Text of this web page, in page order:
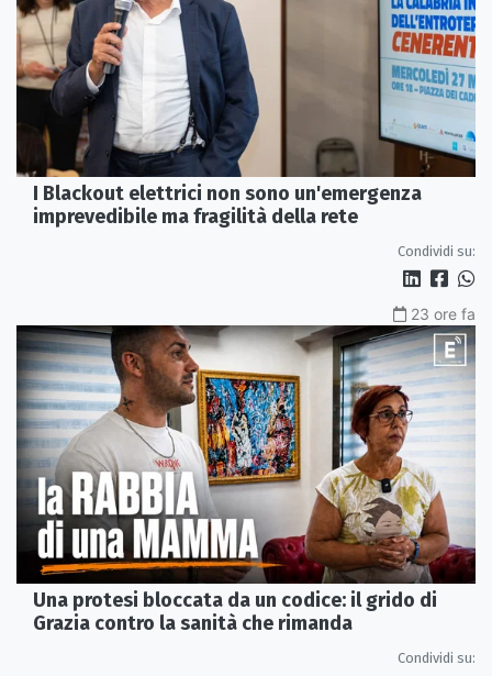
I Blackout elettrici non sono un'emergenza
imprevedibile ma fragilità della rete
Condividi su:
23 ore fa
Una protesi bloccata da un codice: il grido di
Grazia contro la sanità che rimanda
Condividi su: